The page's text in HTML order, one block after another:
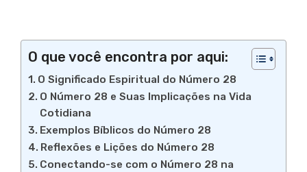
O que você encontra por aqui:
O Significado Espiritual do Número 28
O Número 28 e Suas Implicações na Vida
Cotidiana
Exemplos Bíblicos do Número 28
Reflexões e Lições do Número 28
Conectando-se com o Número 28 na